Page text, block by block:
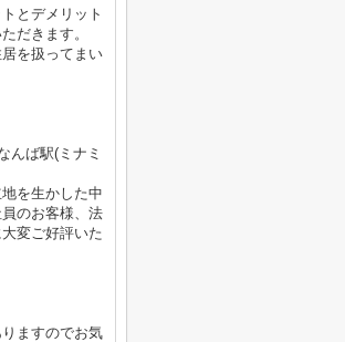
とデメリット
だきます。
を扱ってまい
んば駅(ミナミ
を生かした中
のお客様、法
変ご好評いた
ますのでお気